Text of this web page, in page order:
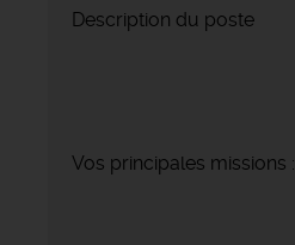
Description du poste
Vos principales missions :